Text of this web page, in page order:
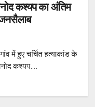
कश्यप का अंतिम
में हुए चर्चित हत्याकांड के
कश्यप…